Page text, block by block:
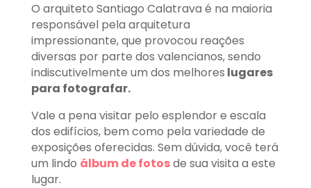
O arquiteto Santiago Calatrava é na maioria
responsável pela arquitetura
impressionante, que provocou reações
diversas por parte dos valencianos, sendo
indiscutivelmente um dos melhores lugares
para fotografar.
Vale a pena visitar pelo esplendor e escala
dos edifícios, bem como pela variedade de
exposições oferecidas. Sem dúvida, você terá
um lindo álbum de fotosde sua visita a este
lugar.